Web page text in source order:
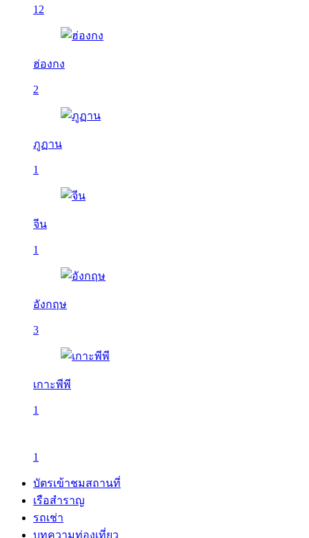
12
ฮ่องกง
2
ภูฏาน
1
จีน
1
อังกฤษ
3
เกาะพีพี
1
1
บัตรเข้าชมสถานที่
เรือสำราญ
รถเช่า
บทความท่องเที่ยว